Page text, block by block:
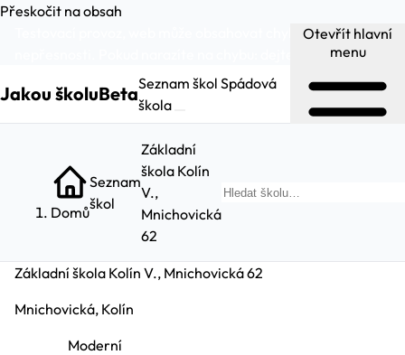
Přeskočit na obsah
Testovací provoz, web může obsahovat chyby a
dejte nám vědět.
Jakou školuBetaSeznam škol Spádová
škola
Otevřít hlavní
menu
Domů
Seznam
škol
Základní
škola Kolín
V.,
Mnichovická
62
Základní škola Kolín V., Mnichovická 62
Mnichovická, Kolín
Moderní